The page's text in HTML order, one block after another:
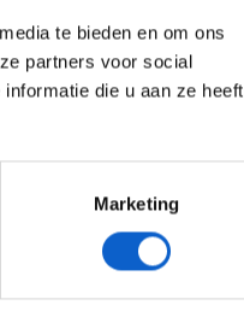
te bieden en om ons
partners voor social
die u aan ze heeft
Marketing